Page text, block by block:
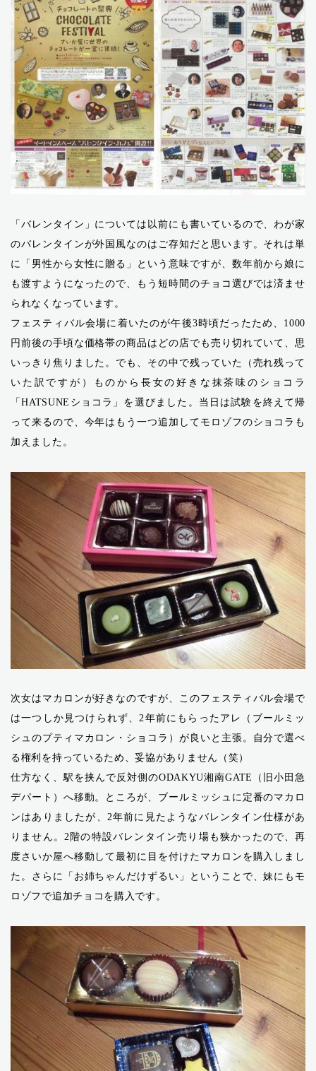
「バレンタイン」については以前にも書いているので、わが家
のバレンタインが外国風なのはご存知だと思います。それは単
に「男性から女性に贈る」という意味ですが、数年前から娘に
も渡すようになったので、もう短時間のチョコ選びでは済ませ
られなくなっています。
フェスティバル会場に着いたのが午後3時頃だったため、1000
円前後の手頃な価格帯の商品はどの店でも売り切れていて、思
いっきり焦りました。でも、その中で残っていた（売れ残って
いた訳ですが）ものから長女の好きな抹茶味のショコラ
「HATSUNEショコラ」を選びました。当日は試験を終えて帰
って来るので、今年はもう一つ追加してモロゾフのショコラも
加えました。
次女はマカロンが好きなのですが、このフェスティバル会場で
は一つしか見つけられず、2年前にもらったアレ（ブールミッ
シュのプティマカロン・ショコラ）が良いと主張。自分で選べ
る権利を持っているため、妥協がありません（笑）
仕方なく、駅を挟んで反対側のODAKYU湘南GATE（旧小田急
デパート）へ移動。ところが、ブールミッシュに定番のマカロ
ンはありましたが、2年前に見たようなバレンタイン仕様があ
りません。2階の特設バレンタイン売り場も狭かったので、再
度さいか屋へ移動して最初に目を付けたマカロンを購入しまし
た。さらに「お姉ちゃんだけずるい」ということで、妹にもモ
ロゾフで追加チョコを購入です。